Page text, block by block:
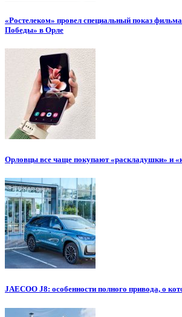
«Ростелеком» провел специальный показ
Победы» в Орле
Орловцы все чаще покупают «раскладушки» и
JAECOO J8: особенности полного привода, о